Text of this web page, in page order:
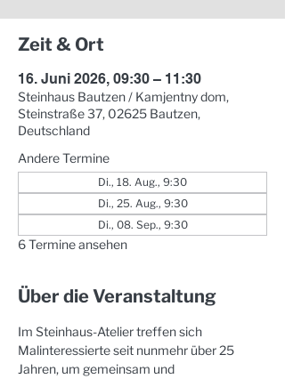
Zeit & Ort
16. Juni 2026, 09:30 – 11:30
Steinhaus Bautzen / Kamjentny dom,
Steinstraße 37, 02625 Bautzen,
Deutschland
Andere Termine
Di., 18. Aug., 9:30
Di., 25. Aug., 9:30
Di., 08. Sep., 9:30
6 Termine ansehen
Über die Veranstaltung
Im Steinhaus-Atelier treffen sich
Malinteressierte seit nunmehr über 25
Jahren, um gemeinsam und